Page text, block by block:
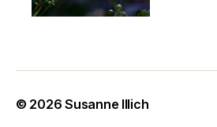
© 2026Susanne Illich